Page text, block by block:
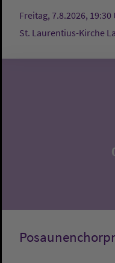
Freitag, 7.8.2026, 19:30
St. Laurentius-Kirche